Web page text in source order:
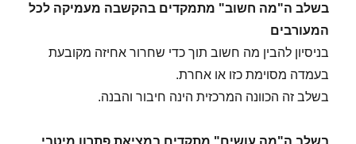
בשלב ה"מה חשוב" מתמקדים בהקשבה מעמיקה לכל
המעורבים
בניסיון להבין מה חשוב תוך כדי שחרור אחיזה מקובעת
בעמדה מסוימת כזו או אחרת.
בשלב זה הכוונה המרכזית הינה חיבור והבנה.
בשלב ה"מה עושים" מתקדים במציאת פתרון מיטבי